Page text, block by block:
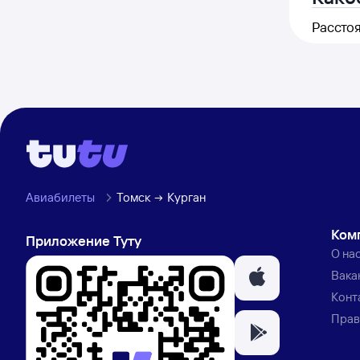
Авиабилеты Томск Курган
Приложение Туту
О